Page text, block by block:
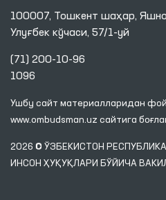
100007, Тошкент шаҳар,
Улуғбек кўчаси, 57/1-уй
(71) 200-10-96
1096
Ушбу сайт материалларидан
www.ombudsman.uz сайтига
2026 © ЎЗБЕКИСТОН
ИНСОН ҲУҚУҚЛАРИ БЎЙИЧА